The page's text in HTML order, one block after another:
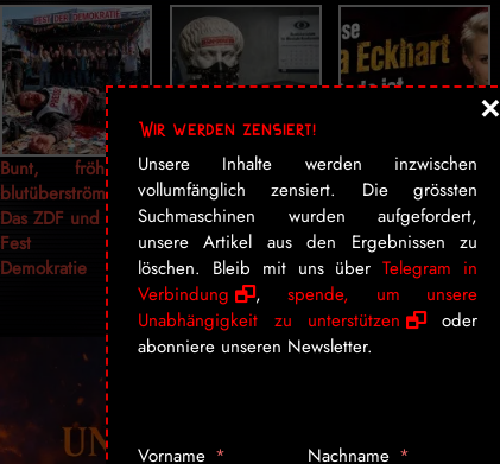
Bunt, fröhlich,
blutüberströmt:
Das ZDF und sein
Fest der
Demokratie
5 Denkstörungen,
eine Diagnose:
Der Staat ist
krank
Lisa Ecker weiss,
was du denkst –
und sagt es,
bevor du es dir
eingestehen
kannst
Wir werden zensiert!
Unsere Inhalte werden inzwischen
vollumfänglich zensiert. Die grössten
Suchmaschinen wurden aufgefordert,
unsere Artikel aus den Ergebnissen zu
löschen. Bleib mit uns überTelegram in
Verbindung
, spende, um unsere
Unabhängigkeit zu unterstützen
oder
abonniere unseren Newsletter.
Vorname Nachname
×